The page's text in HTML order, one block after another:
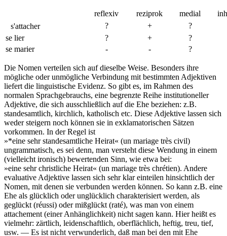
reflexiv reziprok medial
s'attacher
? +
?
se lier
? +
?
se marier
- - ?
Die Nomen verteilen sich auf dieselbe Weise. Besonders ihre
mögliche oder unmögliche Verbindung mit bestimmten Adjektiven
liefert die linguistische Evidenz. So gibt es, im Rahmen des
normalen Sprachgebrauchs, eine begrenzte Reihe institutioneller
Adjektive, die sich ausschließlich auf die Ehe beziehen: z.B.
standesamtlich, kirchlich, katholisch etc. Diese Adjektive lassen sich
weder steigern noch können sie in exklamatorischen Sätzen
vorkommen. In der Regel ist
»*eine sehr standesamtliche Heirat« (un mariage très civil)
ungrammatisch, es sei denn, man versteht diese Wendung in einem
(vielleicht ironisch) bewertenden Sinn, wie etwa bei:
»eine sehr christliche Heirat« (un mariage très chrétien). Andere
evaluative Adjektive lassen sich sehr klar einteilen hinsichtlich der
Nomen, mit denen sie verbunden werden können. So kann z.B. eine
Ehe als glücklich oder unglücklich charakterisiert werden, als
geglückt (réussi) oder mißglückt (raté), was man von einem
attachement (einer Anhänglichkeit) nicht sagen kann. Hier heißt es
vielmehr: zärtlich, leidenschaftlich, oberflächlich, heftig, treu, tief,
usw. — Es ist nicht verwunderlich, daß man bei den mit Ehe